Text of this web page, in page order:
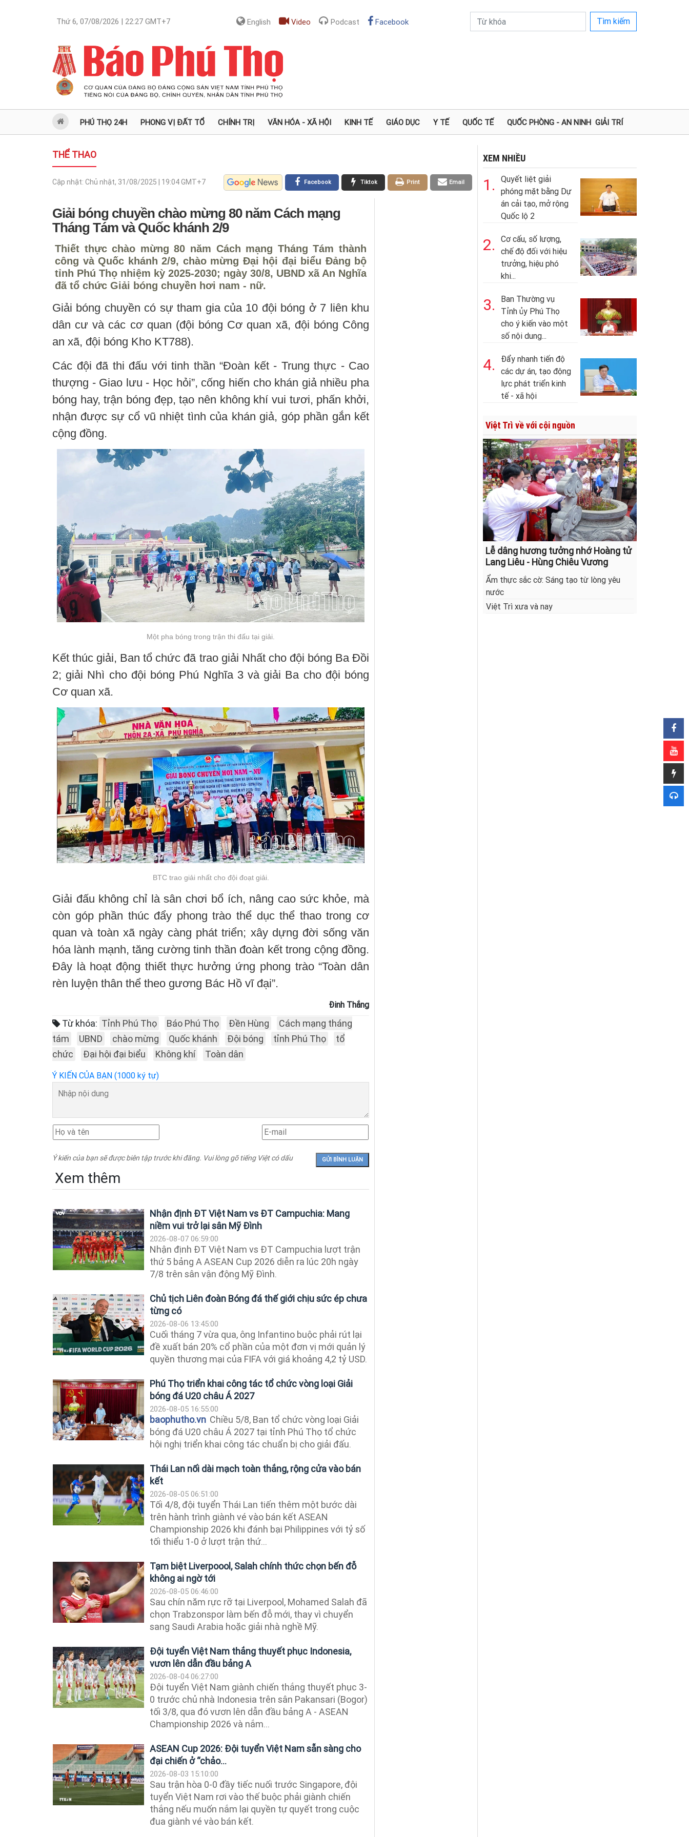
Thứ 6, 07/08/2026 | 22:27 GMT+7 English Video Podcast Facebook Tìm kiếm
PHÚ THỌ 24H PHONG VỊ ĐẤT TỔ CHÍNH TRỊ VĂN HÓA - XÃ HỘI KINH TẾ GIÁO DỤC Y TẾ QUỐC TẾ QUỐC PHÒNG - AN NINH GIẢI TRÍ
THỂ THAO
Cập nhật: Chủ nhật, 31/08/2025 | 19:04GMT+7 Email
Print
Tiktok
Facebook
Giải bóng chuyền chào mừng 80 năm Cách mạng
Tháng Tám và Quốc khánh 2/9
Thiết thực chào mừng 80 năm Cách mạng Tháng Tám thành
công và Quốc khánh 2/9, chào mừng Đại hội đại biểu Đảng bộ
tỉnh Phú Thọ nhiệm kỳ 2025-2030; ngày 30/8, UBND xã An Nghĩa
đã tổ chức Giải bóng chuyền hơi nam - nữ.
Giải bóng chuyền có sự tham gia của 10 đội bóng ở 7 liên khu
dân cư và các cơ quan (đội bóng Cơ quan xã, đội bóng Công
an xã, đội bóng Kho KT788).
Các đội đã thi đấu với tinh thần “Đoàn kết - Trung thực - Cao
thượng - Giao lưu - Học hỏi”, cống hiến cho khán giả nhiều pha
bóng hay, trận bóng đẹp, tạo nên không khí vui tươi, phấn khởi,
nhận được sự cổ vũ nhiệt tình của khán giả, góp phần gắn kết
cộng đồng.
Một pha bóng trong trận thi đấu tại giải.
Kết thúc giải, Ban tổ chức đã trao giải Nhất cho đội bóng Ba Đồi
2; giải Nhì cho đội bóng Phú Nghĩa 3 và giải Ba cho đội bóng
Cơ quan xã.
BTC trao giải nhất cho đội đoạt giải.
Giải đấu không chỉ là sân chơi bổ ích, nâng cao sức khỏe, mà
còn góp phần thúc đẩy phong trào thể dục thể thao trong cơ
quan và toàn xã ngày càng phát triển; xây dựng đời sống văn
hóa lành mạnh, tăng cường tinh thần đoàn kết trong cộng đồng.
Đây là hoạt động thiết thực hưởng ứng phong trào “Toàn dân
rèn luyện thân thể theo gương Bác Hồ vĩ đại”.
Đinh Thắng
Từ khóa: Tỉnh Phú Thọ Báo Phú Thọ Đền Hùng
Cách mạng tháng
tám
UBND chào mừng Quốc khánh Đội bóng tỉnh Phú Thọ
tổ
chức
Đại hội đại biểu Không khí Toàn dân
Ý KIẾN CỦA BẠN (1000 ký tự)
Ý kiến của bạn sẽ được biên tập trước khi đăng. Vui lòng gõ tiếng Việt có dấu
Xem thêm
Nhận định ĐT Việt Nam vs ĐT Campuchia: Mang
niềm vui trở lại sân Mỹ Đình
2026-08-07 06:59:00
Nhận định ĐT Việt Nam vs ĐT Campuchia lượt trận
thứ 5 bảng A ASEAN Cup 2026 diễn ra lúc 20h ngày
7/8 trên sân vận động Mỹ Đình.
Chủ tịch Liên đoàn Bóng đá thế giới chịu sức ép chưa
từng có
2026-08-06 13:45:00
Cuối tháng 7 vừa qua, ông Infantino buộc phải rút lại
đề xuất bán 20% cổ phần của một đơn vị mới quản lý
quyền thương mại của FIFA với giá khoảng 4,2 tỷ USD.
Phú Thọ triển khai công tác tổ chức vòng loại Giải
bóng đá U20 châu Á 2027
2026-08-05 16:55:00
baophutho.vn Chiều 5/8, Ban tổ chức vòng loại Giải
bóng đá U20 châu Á 2027 tại tỉnh Phú Thọ tổ chức
hội nghị triển khai công tác chuẩn bị cho giải đấu.
Thái Lan nối dài mạch toàn thắng, rộng cửa vào bán
kết
2026-08-05 06:51:00
Tối 4/8, đội tuyển Thái Lan tiến thêm một bước dài
trên hành trình giành vé vào bán kết ASEAN
Championship 2026 khi đánh bại Philippines với tỷ số
tối thiểu 1-0 ở lượt trận thứ...
Tạm biệt Liverpoool, Salah chính thức chọn bến đỗ
không ai ngờ tới
2026-08-05 06:46:00
Sau chín năm rực rỡ tại Liverpool, Mohamed Salah đã
chọn Trabzonspor làm bến đỗ mới, thay vì chuyển
sang Saudi Arabia hoặc giải nhà nghề Mỹ.
Đội tuyển Việt Nam thắng thuyết phục Indonesia,
vươn lên dẫn đầu bảng A
2026-08-04 06:27:00
Đội tuyển Việt Nam giành chiến thắng thuyết phục 3-
0 trước chủ nhà Indonesia trên sân Pakansari (Bogor)
tối 3/8, qua đó vươn lên dẫn đầu bảng A - ASEAN
Championship 2026 và nắm...
ASEAN Cup 2026: Đội tuyển Việt Nam sẵn sàng cho
đại chiến ở “chảo...
2026-08-03 15:10:00
Sau trận hòa 0-0 đầy tiếc nuối trước Singapore, đội
tuyển Việt Nam rơi vào thế buộc phải giành chiến
thắng nếu muốn nắm lại quyền tự quyết trong cuộc
đua giành vé vào bán kết.
XEM NHIỀU
1.
Quyết liệt giải
phóng mặt bằng Dự
án cải tạo, mở rộng
Quốc lộ 2
2.
Cơ cấu, số lượng,
chế độ đối với hiệu
trưởng, hiệu phó
khi...
3.
Ban Thường vụ
Tỉnh ủy Phú Thọ
cho ý kiến vào một
số nội dung...
4.
Đẩy nhanh tiến độ
các dự án, tạo động
lực phát triển kinh
tế - xã hội
Việt Trì về với cội nguồn
Lễ dâng hương tưởng nhớ Hoàng tử
Lang Liêu - Hùng Chiêu Vương
Ẩm thực sắc cờ: Sáng tạo từ lòng yêu
nước
Việt Trì xưa và nay